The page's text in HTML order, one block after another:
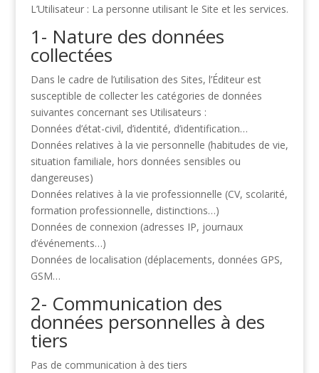
L’Utilisateur : La personne utilisant le Site et les services.
1- Nature des données
collectées
Dans le cadre de l’utilisation des Sites, l’Éditeur est
susceptible de collecter les catégories de données
suivantes concernant ses Utilisateurs :
Données d’état-civil, d’identité, d’identification…
Données relatives à la vie personnelle (habitudes de vie,
situation familiale, hors données sensibles ou
dangereuses)
Données relatives à la vie professionnelle (CV, scolarité,
formation professionnelle, distinctions…)
Données de connexion (adresses IP, journaux
d’événements…)
Données de localisation (déplacements, données GPS,
GSM…
2- Communication des
données personnelles à des
tiers
Pas de communication à des tiers